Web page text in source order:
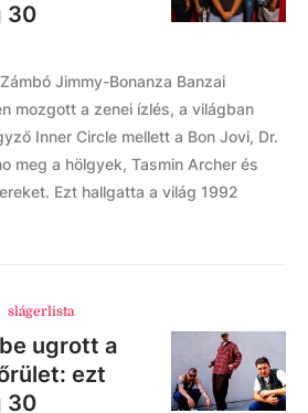
30
Jimmy-Bonanza Banzai
mozgott a zenei ízlés, a világban
Inner Circle mellett a Bon Jovi, Dr.
meg a hölgyek, Tasmin Archer és
Ezt hallgatta a világ 1992
slágerlista
ugrott a
ezt
30